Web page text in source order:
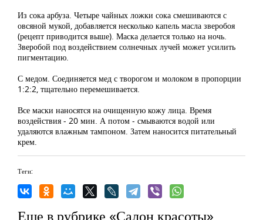
Из сока арбуза. Четыре чайных ложки сока смешиваются с
овсяной мукой, добавляется несколько капель масла зверобоя
(рецепт приводится выше). Маска делается только на ночь.
Зверобой под воздействием солнечных лучей может усилить
пигментацию.
С медом. Соединяется мед с творогом и молоком в пропорции
1:2:2, тщательно перемешивается.
Все маски наносятся на очищенную кожу лица. Время
воздействия - 20 мин. А потом - смываются водой или
удаляются влажным тампоном. Затем наносится питательный
крем.
Теги:
Еще в рубрике «Салон красоты»